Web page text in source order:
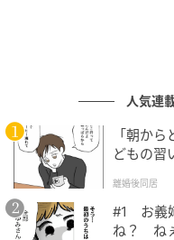
ウーマンエキサイト
人気連
「朝か
どもの習
離婚後同居
#1 お義
ね？ ね